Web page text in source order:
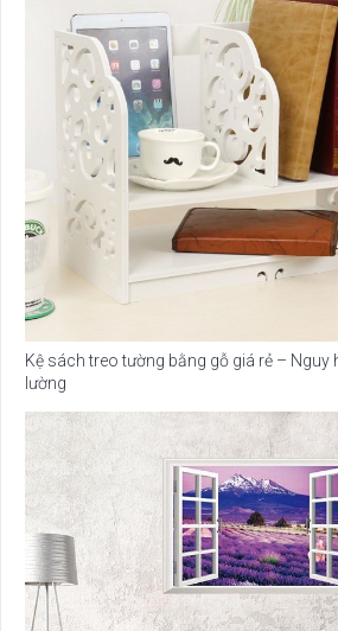
Kệ sách treo tường bằng gỗ giá rẻ – Nguy
lường